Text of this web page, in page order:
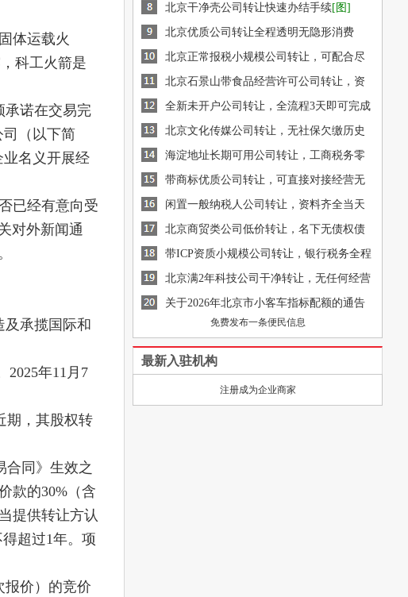
体运载火
科工火箭是
承诺在交易完
司（以下简
名义开展经
已经有意向受
对外新闻通
承揽国际和
2025年11月7
期，其股权转
合同》生效之
款的30%（含
提供转让方认
超过1年。项
报价）的竞价
[图] 北京干净壳公司转让快速办结手续[图]
北京优质公司转让全程透明无隐形消费
[图] 北京正常报税小规模公司转让，可配合尽
调审计[图]
北京石景山带食品经营许可公司转让，资
质在有效期内[图]
全新未开户公司转让，全流程3天即可完成
变更 [图]
北京文化传媒公司转让，无社保欠缴历史
记录 [图]
海淀地址长期可用公司转让，工商税务零
风险 [图]
带商标优质公司转让，可直接对接经营无
需重新注册[图]
闲置一般纳税人公司转让，资料齐全当天
可交接[图]
北京商贸类公司低价转让，名下无债权债
务[图]带ICP资质小规模公司转让，银行税务全程
干净 [图]
北京满2年科技公司干净转让，无任何经营
异常 [图]
关于2026年北京市小客车指标配额的通告
免费发布一条便民信息
最新入驻机构
注册成为企业商家